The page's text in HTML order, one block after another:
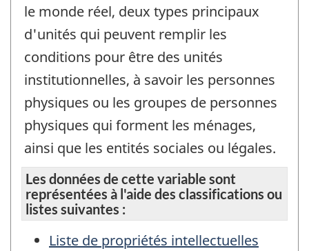
le monde réel, deux types principaux
d'unités qui peuvent remplir les
conditions pour être des unités
institutionnelles, à savoir les personnes
physiques ou les groupes de personnes
physiques qui forment les ménages,
ainsi que les entités sociales ou légales.
Les données de cette variable sont
représentées à l'aide des classifications ou
listes suivantes :
Liste de propriétés intellectuelles